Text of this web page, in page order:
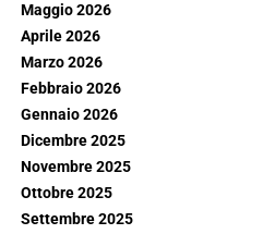
Maggio 2026
Aprile 2026
Marzo 2026
Febbraio 2026
Gennaio 2026
Dicembre 2025
Novembre 2025
Ottobre 2025
Settembre 2025